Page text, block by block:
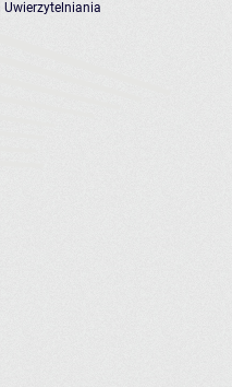
Uwierzytelniania